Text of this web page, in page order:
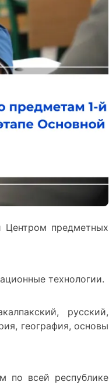
предметных
технологии.
русский,
география, основы
по всей республике